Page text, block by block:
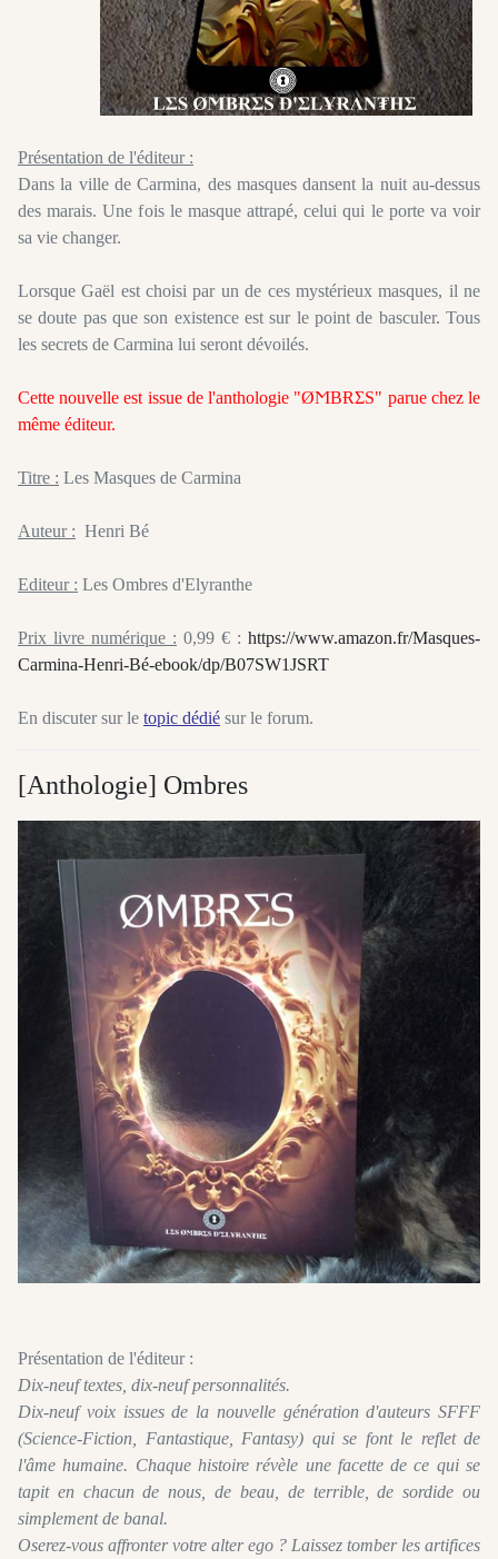
Présentation de l'éditeur :
Dans la ville de Carmina, des masques dansent la nuit au-dessus
des marais. Une fois le masque attrapé, celui qui le porte va voir
sa vie changer.
Lorsque Gaël est choisi par un de ces mystérieux masques, il ne
se doute pas que son existence est sur le point de basculer. Tous
les secrets de Carmina lui seront dévoilés.
Cette nouvelle est issue de l'anthologie "ØϺBɌΣS" parue chez le
même éditeur.
Titre : Les Masques de Carmina
Auteur : Henri Bé
Editeur : Les Ombres d'Elyranthe
Prix livre numérique : 0,99 € : https://www.amazon.fr/Masques-
Carmina-Henri-Bé-ebook/dp/B07SW1JSRT
En discuter sur le topic dédié sur le forum.
[Anthologie] Ombres
Présentation de l'éditeur :
Dix-neuf textes, dix-neuf personnalités.
Dix-neuf voix issues de la nouvelle génération d'auteurs SFFF
(Science-Fiction, Fantastique, Fantasy) qui se font le reflet de
l'âme humaine. Chaque histoire révèle une facette de ce qui se
tapit en chacun de nous, de beau, de terrible, de sordide ou
simplement de banal.
Oserez-vous affronter votre alter ego ? Laissez tomber les artifices